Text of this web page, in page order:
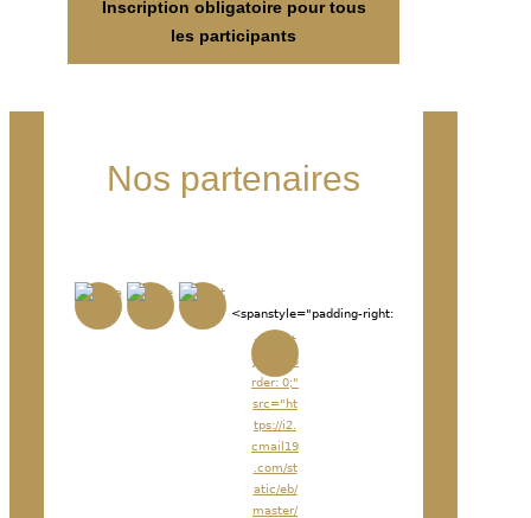
Inscription obligatoire pour tous
les participants
Nos partenaires
<spanstyle="padding-right:
<imgst
yle="bo
rder: 0;"
src="ht
tps://i2.
cmail19
.com/st
atic/eb/
master/